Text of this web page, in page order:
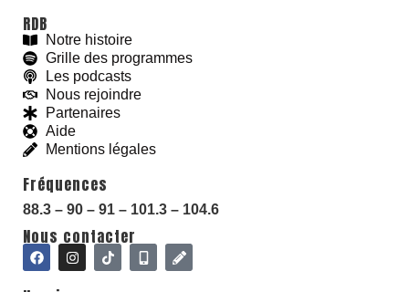
With love and# BeGoodies.fr
RDB
Notre histoire
Grille des programmes
Les podcasts
Nous rejoindre
Partenaires
Aide
Mentions légales
Fréquences
88.3 – 90 – 91 – 101.3 – 104.6
Nous contacter